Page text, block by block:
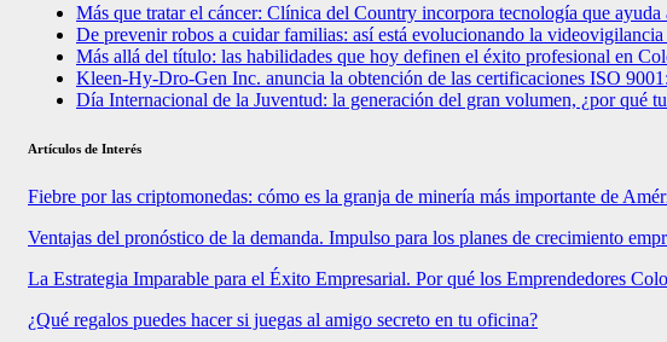
Más que tratar el cáncer: Clínica del Country incorpora tecnología que
De prevenir robos a cuidar familias: así está evolucionando la
Más allá del título: las habilidades que hoy definen el éxito profesional en
Kleen-Hy-Dro-Gen Inc. anuncia la obtención de las certificaciones ISO
Día Internacional de la Juventud: la generación del gran volumen, ¿por qué
Artículos de Interés
Fiebre por las criptomonedas: cómo es la granja de minería más importante de
Ventajas del pronóstico de la demanda. Impulso para los planes de crecimiento
La Estrategia Imparable para el Éxito Empresarial. Por qué los Emprendedores
¿Qué regalos puedes hacer si juegas al amigo secreto en tu oficina?